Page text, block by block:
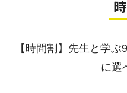
【時間割】先生と学
に選